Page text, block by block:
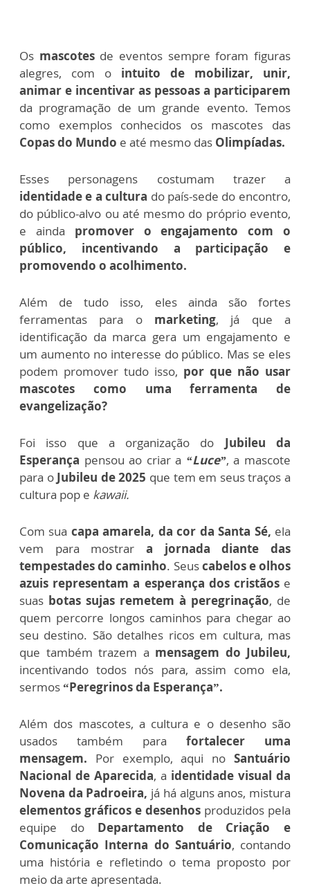
Os mascotesde eventos sempre foram figuras
alegres, com o intuito de mobilizar, unir,
animar e incentivar as pessoas a participarem
da programação de um grande evento. Temos
como exemplos conhecidos os mascotes das
Copas do Mundo e até mesmo das Olimpíadas.
Esses personagens costumam trazer a
identidade e a cultura do país-sede do encontro,
do público-alvo ou até mesmo do próprio evento,
e ainda promover o engajamento com o
público, incentivando a participação e
promovendo o acolhimento.
Além de tudo isso, eles ainda são fortes
ferramentas para o marketing, já que a
identificação da marca gera um engajamento e
um aumento no interesse do público. Mas se eles
podem promover tudo isso, por que não usar
mascotes como uma ferramenta de
evangelização?
Foi isso que a organização do Jubileu da
Esperança pensou ao criar a “Luce”, a mascote
para oJubileu de 2025 que tem em seus traços a
cultura pop e kawaii.
Com sua capa amarela, da cor da Santa Sé, ela
vem para mostrar a jornada diante das
tempestades do caminho. Seuscabelos e olhos
azuis representam a esperança dos cristãose
suas botas sujas remetem à peregrinação, de
quem percorre longos caminhos para chegar ao
seu destino. São detalhes ricos em cultura, mas
que também trazem a mensagem do Jubileu,
incentivando todos nós para, assim como ela,
sermos“Peregrinos da Esperança”.
Além dos mascotes, a cultura e o desenho são
usados também para fortalecer uma
mensagem. Por exemplo, aqui no Santuário
Nacional de Aparecida, a identidade visual da
Novena da Padroeira, já há alguns anos, mistura
elementos gráficos e desenhos produzidos pela
equipe do Departamento de Criação e
Comunicação Interna do Santuário, contando
uma história e refletindo o tema proposto por
meio da arte apresentada.